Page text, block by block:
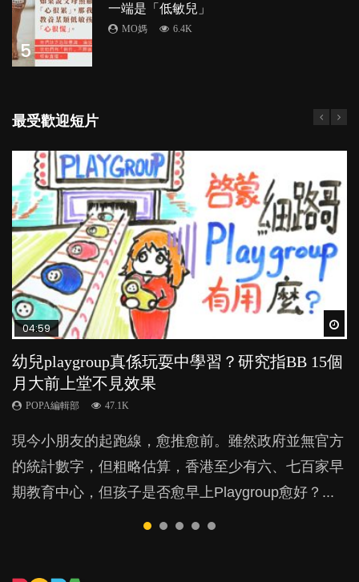
5
一端是「低敏兒」
MO媽 6.4K
最受歡迎短片
04:59
幼兒playgroup真係玩耍中學習？研究指BB 15個
月大前上堂不見效果
POPA編輯部 47.1K
現今小朋友的起跑線，愈推愈前。雖然政府並無官方
的統計數字，但粗略估算，香港至少有六、七百家早
期教育中心，但孩子是否愈早上Playgroup愈好？...
03:39
幼稚園遊戲課 如何刺激幼兒自發學習取代獎勵
與懲罰？
POPA編輯部 33.1K
由美國學者所創的 tools of the mind 課程，學生以遊
戲方式學習，學術能力和自制能力亦明顯比其他小朋
友優勝，到底這課程有何特別之處？...
03:02
老公患產後憂鬱症對BB的影響
POPA編輯部 15.9K
鬱，影響日常生活，嚴重的甚至會有自殺，或傷害小
朋友的念頭。但為何爸爸患上產後抑鬱往往難以察
覺？...
04:06
全職好？在職好？｜全職媽媽與在職媽媽的壓
力與價值
POPA編輯部 25.8K
許多媽媽心底可能都有一刻掙扎過：究竟全職好，還
是在職好。雖說每個家庭都有自己的獨特狀況和考慮
因素，但原來全職和在職媽媽所養育的子女其實都各
03:41
BB口腔期乜都放入口，父母該制止還是放手？
POPA編輯部 25.5K
成吮手指的習慣，大個就很難戒，但原來一刀切阻止
他們放東西入口，隨時會影響孩子的身心發展？...